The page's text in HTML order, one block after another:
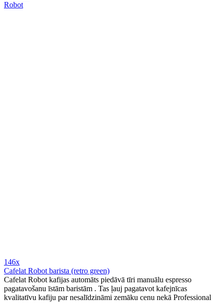
146x
Cafelat Robot barista (retro green)
Cafelat Robot kafijas automāts piedāvā tīri manuālu espresso
pagatavošanu īstām baristām . Tas ļauj pagatavot kafejnīcas
kvalitatīvu kafiju par nesalīdzināmi zemāku cenu nekā Professional